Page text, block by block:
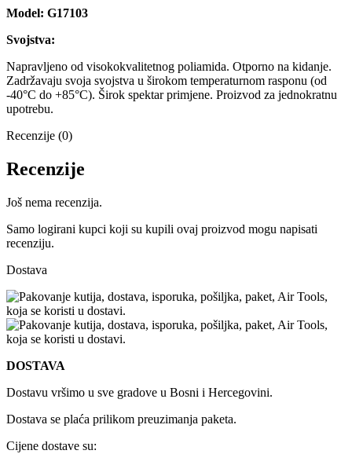
Model: G17103
Svojstva:
Napravljeno od visokokvalitetnog poliamida. Otporno na kidanje.
Zadržavaju svoja svojstva u širokom temperaturnom rasponu (od
-40°C do +85°C). Širok spektar primjene. Proizvod za jednokratnu
upotrebu.
Recenzije (0)
Recenzije
Još nema recenzija.
Samo logirani kupci koji su kupili ovaj proizvod mogu napisati
recenziju.
Dostava
DOSTAVA
Dostavu vršimo u sve gradove u Bosni i Hercegovini.
Dostava se plaća prilikom preuzimanja paketa.
Cijene dostave su: